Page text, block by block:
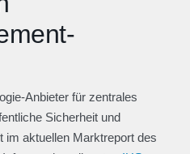
Anbieter für zentrales
Sicherheit und
im aktuellen Marktreport des